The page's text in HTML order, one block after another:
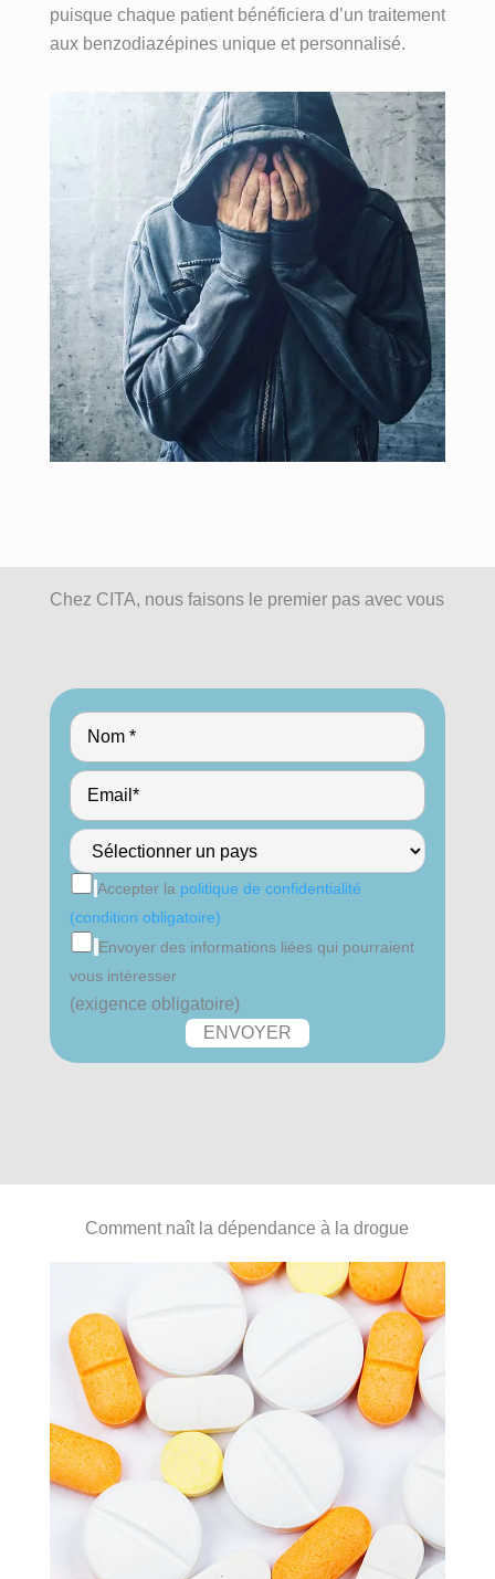
puisque chaque patient bénéficiera d’un traitement
aux benzodiazépines unique et personnalisé.
Chez CITA, nous faisons le premier pas avec vous
Accepter la politique de confidentialité
(condition obligatoire)
Envoyer des informations liées qui pourraient
vous intéresser
(exigence obligatoire)
Comment naît la dépendance à la drogue